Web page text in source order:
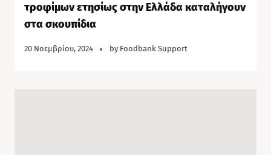
τροφίμων ετησίως στην Ελλάδα καταλήγουν
στα σκουπίδια
20 Νοεμβρίου, 2024 by Foodbank Support